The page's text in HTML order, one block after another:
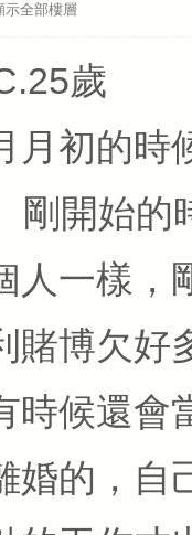
示全部樓層
歲
月初的時
開始的
人一樣，
賭博欠好
時候還會
婚的，自